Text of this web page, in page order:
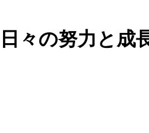
々の努力と成